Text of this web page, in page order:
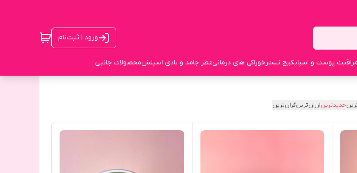
ورود | ثبت‌نام
پوست و اسپاپکیج تسترخوراکی های درمانیعطر جامد و بادی اسپلشمحصولات جانبی
جدیدترینارزان‌ترینگران‌ترین